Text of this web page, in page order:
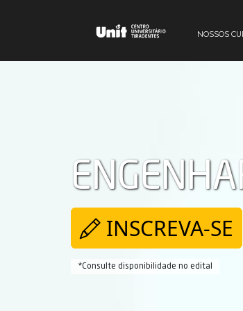
NOSSOS
INSCREVA-SE
*Consulte disponibilidade no edital